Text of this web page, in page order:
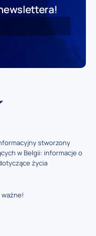
stworzony
w Belgii: informacje o
życia